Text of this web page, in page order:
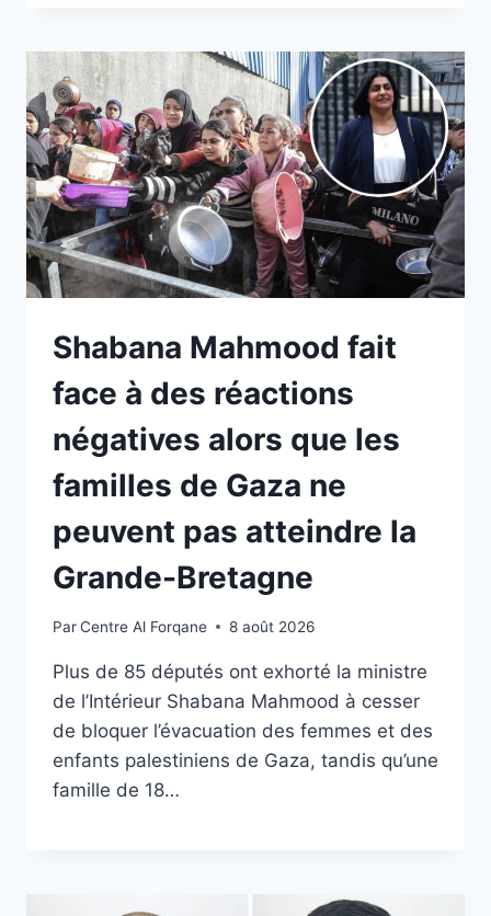
Shabana Mahmood fait
face à des réactions
négatives alors que les
familles de Gaza ne
peuvent pas atteindre la
Grande-Bretagne
ParCentre Al Forqane 8 août 2026
Plus de 85 députés ont exhorté la ministre
de l’Intérieur Shabana Mahmood à cesser
de bloquer l’évacuation des femmes et des
enfants palestiniens de Gaza, tandis qu’une
famille de 18…